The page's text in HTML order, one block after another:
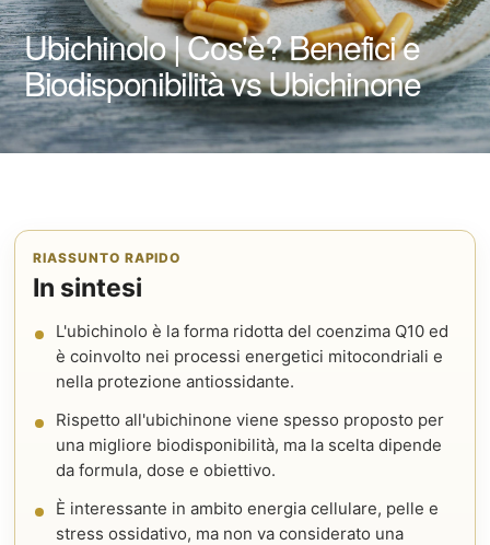
Ubichinolo | Cos'è? Benefici e
Biodisponibilità vs Ubichinone
RIASSUNTO RAPIDO
In sintesi
L'ubichinolo è la forma ridotta del coenzima Q10 ed
è coinvolto nei processi energetici mitocondriali e
nella protezione antiossidante.
Rispetto all'ubichinone viene spesso proposto per
una migliore biodisponibilità, ma la scelta dipende
da formula, dose e obiettivo.
È interessante in ambito energia cellulare, pelle e
stress ossidativo, ma non va considerato una